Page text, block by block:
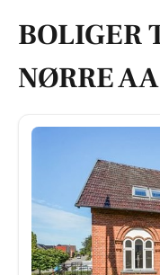
BOLIGER
NØRRE